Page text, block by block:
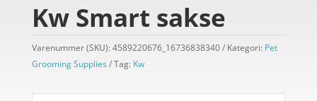
Kw Smart sakse
Varenummer (SKU): 4589220676_16736838340 Kategori: Pet
Grooming Supplies
Tag: Kw